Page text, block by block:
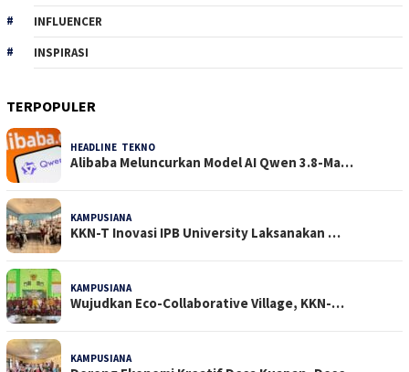
INFLUENCER
INSPIRASI
TERPOPULER
HEADLINE TEKNO
Alibaba Meluncurkan Model AI Qwen 3.8-Ma…
KAMPUSIANA
KKN-T Inovasi IPB University Laksanakan …
KAMPUSIANA
Wujudkan Eco-Collaborative Village, KKN-…
KAMPUSIANA